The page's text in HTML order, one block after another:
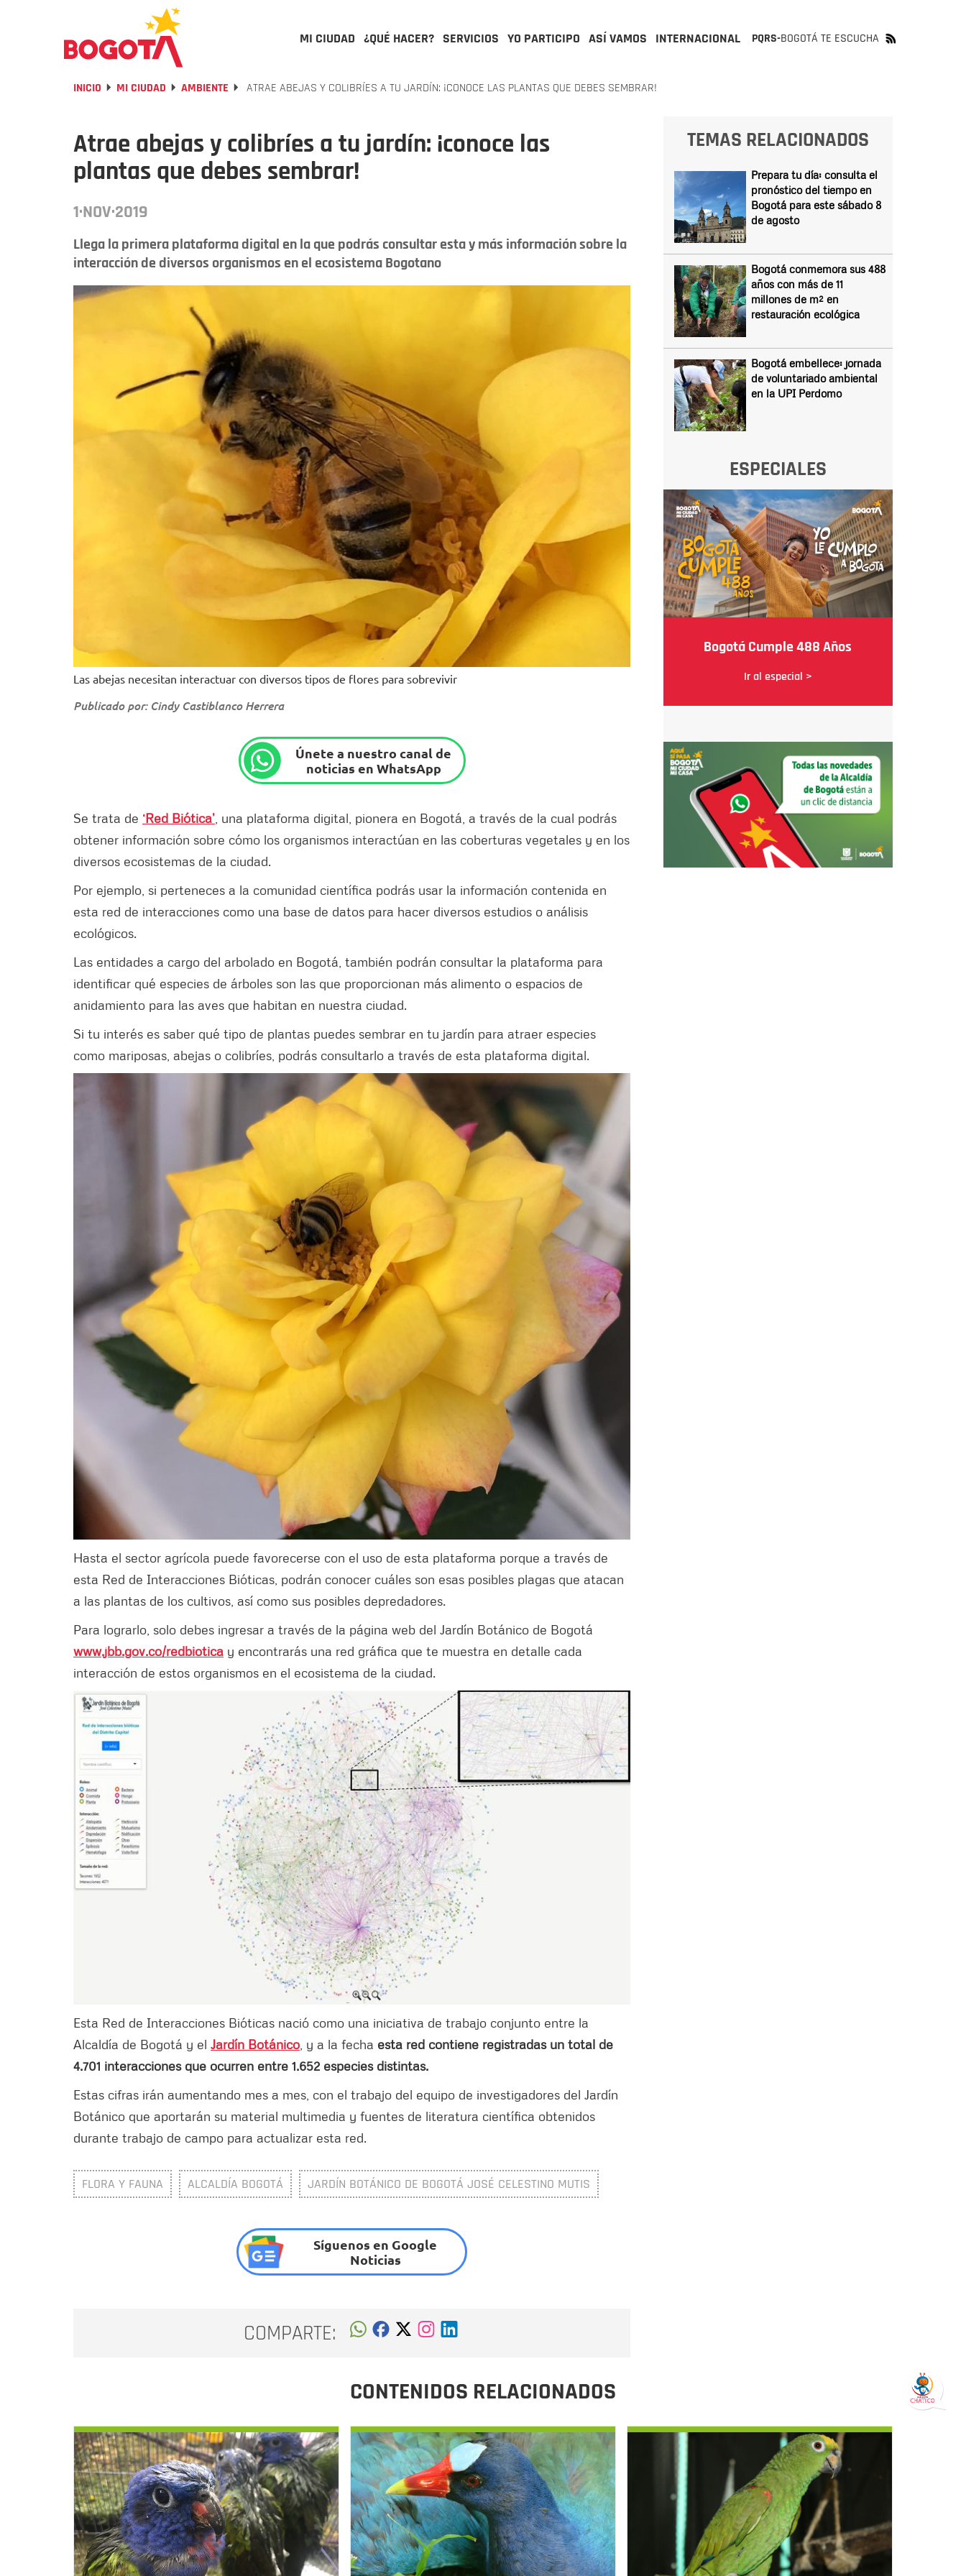
MI CIUDAD ¿QUÉ HACER? SERVICIOS YO PARTICIPO ASÍ VAMOS INTERNACIONAL PQRS-BOGOTÁ TE ESCUCHA
INICIO MI CIUDAD AMBIENTE ATRAE ABEJAS Y COLIBRÍES A TU JARDÍN: ¡CONOCE LAS PLANTAS QUE DEBES SEMBRAR!
Atrae abejas y colibríes a tu jardín: ¡conoce las
plantas que debes sembrar!
1·NOV·2019
Llega la primera plataforma digital en la que podrás consultar esta y más información sobre la
interacción de diversos organismos en el ecosistema Bogotano
Las abejas necesitan interactuar con diversos tipos de flores para sobrevivir
Publicado por: Cindy Castiblanco Herrera
Únete a nuestro canal de
noticias en WhatsApp
Se trata de ‘Red Biótica’ , una plataforma digital, pionera en Bogotá, a través de la cual podrás
obtener información sobre cómo los organismos interactúan en las coberturas vegetales y en los
diversos ecosistemas de la ciudad.
Por ejemplo, si perteneces a la comunidad científica podrás usar la información contenida en
esta red de interacciones como una base de datos para hacer diversos estudios o análisis
ecológicos.
Las entidades a cargo del arbolado en Bogotá, también podrán consultar la plataforma para
identificar qué especies de árboles son las que proporcionan más alimento o espacios de
anidamiento para las aves que habitan en nuestra ciudad.
Si tu interés es saber qué tipo de plantas puedes sembrar en tu jardín para atraer especies
como mariposas, abejas o colibríes, podrás consultarlo a través de esta plataforma digital.
Hasta el sector agrícola puede favorecerse con el uso de esta plataforma porque a través de
esta Red de Interacciones Bióticas, podrán conocer cuáles son esas posibles plagas que atacan
a las plantas de los cultivos, así como sus posibles depredadores.
Para lograrlo, solo debes ingresar a través de la página web del Jardín Botánico de Bogotá
www.jbb.gov.co/redbiotica y encontrarás una red gráfica que te muestra en detalle cada
interacción de estos organismos en el ecosistema de la ciudad.
Esta Red de Interacciones Bióticas nació como una iniciativa de trabajo conjunto entre la
Alcaldía de Bogotá y el Jardín Botánico , y a la fecha esta red contiene registradas un total de
4.701 interacciones que ocurren entre 1.652 especies distintas.
Estas cifras irán aumentando mes a mes, con el trabajo del equipo de investigadores del Jardín
Botánico que aportarán su material multimedia y fuentes de literatura científica obtenidos
durante trabajo de campo para actualizar esta red.
FLORA Y FAUNA ALCALDÍA BOGOTÁ JARDÍN BOTÁNICO DE BOGOTÁ JOSÉ CELESTINO MUTIS
Síguenos en Google
Noticias
COMPARTE:
TEMAS RELACIONADOS
Prepara tu día: consulta el
pronóstico del tiempo en
Bogotá para este sábado 8
de agosto
Bogotá conmemora sus 488
años con más de 11
millones de m² en
restauración ecológica
Bogotá embellece: jornada
de voluntariado ambiental
en la UPI Perdomo
ESPECIALES
Bogotá Cumple 488 Años
Ir al especial >
CONTENIDOS RELACIONADOS